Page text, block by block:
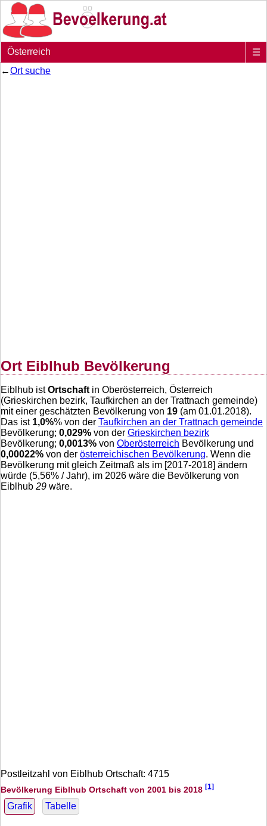
Österreich
☰
←Ort suche
Ort Eiblhub Bevölkerung
Eiblhub istOrtschaft in Oberösterreich, Österreich
(Grieskirchen bezirk, Taufkirchen an der Trattnach gemeinde)
mit einer geschätzten Bevölkerung von 19 (am 01.01.2018).
Das ist 1,0%% von der Taufkirchen an der Trattnach gemeinde
Bevölkerung; 0,029% von der Grieskirchen bezirk
Bevölkerung; 0,0013% von Oberösterreich Bevölkerung und
0,00022% von der österreichischen Bevölkerung. Wenn die
Bevölkerung mit gleich Zeitmaß als im [2017-2018] ändern
würde (5,56% / Jahr), im 2026 wäre die Bevölkerung von
Eiblhub 29 wäre.
Postleitzahl von Eiblhub Ortschaft: 4715
Bevölkerung Eiblhub Ortschaft von 2001 bis 2018 [1]
Grafik Tabelle